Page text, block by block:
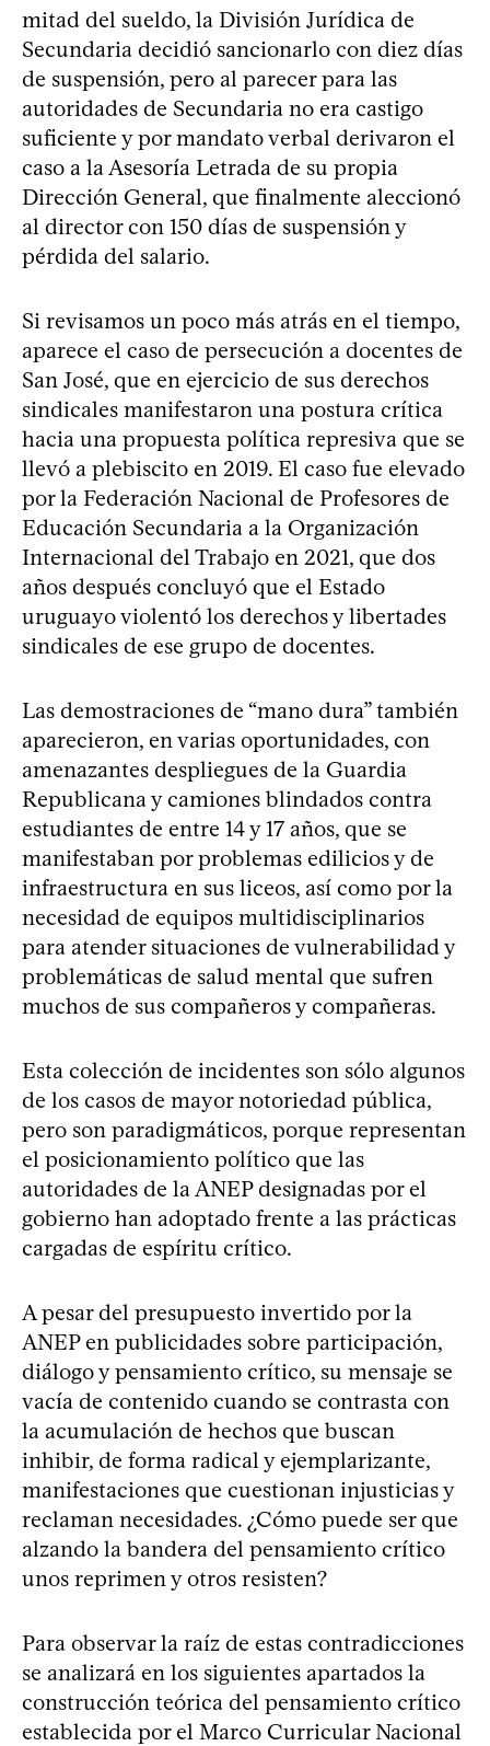
mitad del sueldo, la División Jurídica de
Secundaria decidió sancionarlo con diez días
de suspensión, pero al parecer para las
autoridades de Secundaria no era castigo
suficiente y por mandato verbal derivaron el
caso a la Asesoría Letrada de su propia
Dirección General, que finalmente aleccionó
al director con 150 días de suspensión y
pérdida del salario.
Si revisamos un poco más atrás en el tiempo,
aparece el caso de persecución a docentes de
San José, que en ejercicio de sus derechos
sindicales manifestaron una postura crítica
hacia una propuesta política represiva que se
llevó a plebiscito en 2019. El caso fue elevado
por la Federación Nacional de Profesores de
Educación Secundaria a la Organización
Internacional del Trabajo en 2021, que dos
años después concluyó que el Estado
uruguayo violentó los derechos y libertades
sindicales de ese grupo de docentes.
Las demostraciones de “mano dura” también
aparecieron, en varias oportunidades, con
amenazantes despliegues de la Guardia
Republicana y camiones blindados contra
estudiantes de entre 14 y 17 años, que se
manifestaban por problemas edilicios y de
infraestructura en sus liceos, así como por la
necesidad de equipos multidisciplinarios
para atender situaciones de vulnerabilidad y
problemáticas de salud mental que sufren
muchos de sus compañeros y compañeras.
Esta colección de incidentes son sólo algunos
de los casos de mayor notoriedad pública,
pero son paradigmáticos, porque representan
el posicionamiento político que las
autoridades de la ANEP designadas por el
gobierno han adoptado frente a las prácticas
cargadas de espíritu crítico.
A pesar del presupuesto invertido por la
ANEP en publicidades sobre participación,
diálogo y pensamiento crítico, su mensaje se
vacía de contenido cuando se contrasta con
la acumulación de hechos que buscan
inhibir, de forma radical y ejemplarizante,
manifestaciones que cuestionan injusticias y
reclaman necesidades. ¿Cómo puede ser que
alzando la bandera del pensamiento crítico
unos reprimen y otros resisten?
Para observar la raíz de estas contradicciones
se analizará en los siguientes apartados la
construcción teórica del pensamiento crítico
establecida por el Marco Curricular Nacional